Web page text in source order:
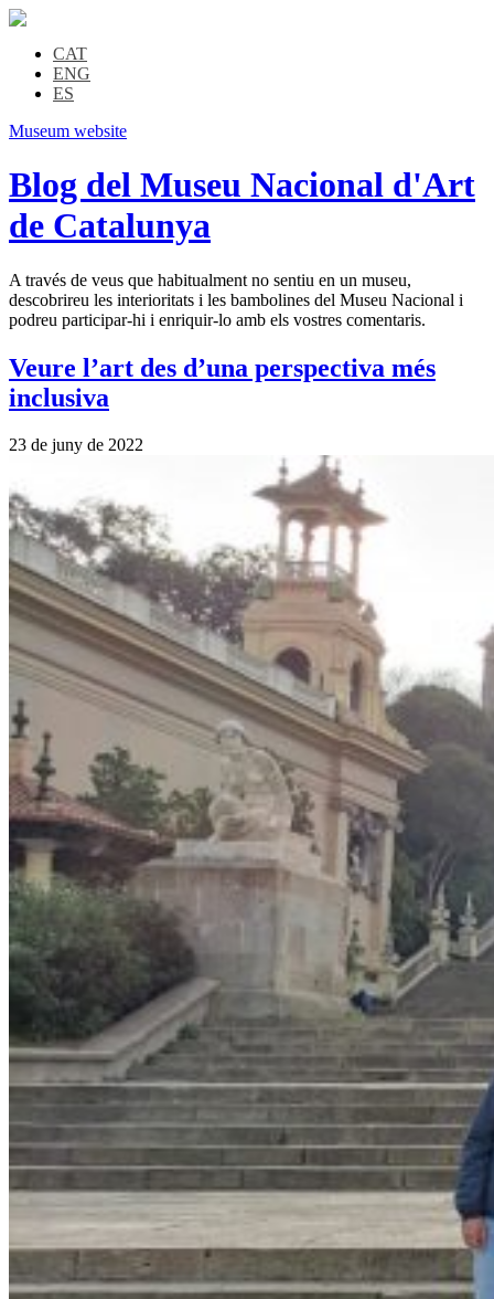
CAT
ENG
ES
Museum website
Blog del Museu Nacional d'Art
de Catalunya
A través de veus que habitualment no sentiu en un museu,
descobrireu les interioritats i les bambolines del Museu Nacional i
podreu participar-hi i enriquir-lo amb els vostres comentaris.
Veure l’art des d’una perspectiva més
inclusiva
23 de juny de 2022